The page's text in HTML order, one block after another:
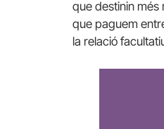
que destinin més
que paguem
la relació